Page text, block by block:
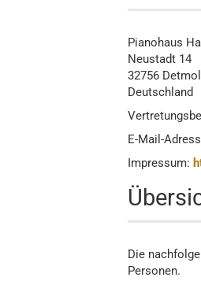
Pianohaus
Neustadt 14
32756
Deutschland
E-Mail-
Impressum:
Die
Personen.